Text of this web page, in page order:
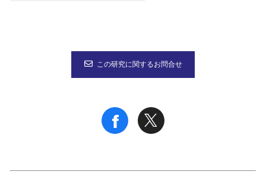
この研究に関するお問合せ